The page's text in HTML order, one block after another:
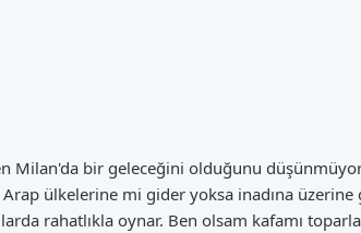
Milan'da bir geleceğini olduğunu
ülkelerine mi gider yoksa inadına
rahatlıkla oynar. Ben olsam kafamı